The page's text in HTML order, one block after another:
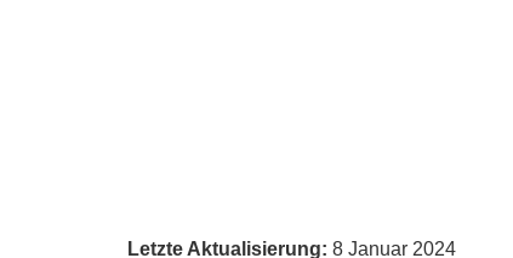
Letzte Aktualisierung: 8 Januar 2024